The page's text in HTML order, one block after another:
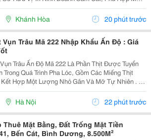
Văn Phòng, Showroom Hoặc Đầu Tư Cho
Thuê Lâu Dài. Thông Tin Chi Tiết. - Địa Chỉ: Số...
Khánh Hòa 20 phút trước
Vụn Trâu Mã 222 Nhập Khẩu Ấn Độ : Giá
Trâu Ấn Độ Mã 222 Là Phần Thịt Được Tuyển
Trong Quá Trình Pha Lóc, Gồm Các Miếng Thịt
Hợp Một Lượng Nhỏ Gân Và Mỡ Tự Nhiên . Tỷ
Giúp Thịt Giữ Được Độ Mềm, Vị Ngọt Và
Thơm Đặc Trưng Sau Khi Chế Biến. Sản
Hà Nội 22 phút trước
Thuê Mặt Bằng, Đất Trống Mặt Tiền
Bến Cát, Bình Dương, 8.500M²